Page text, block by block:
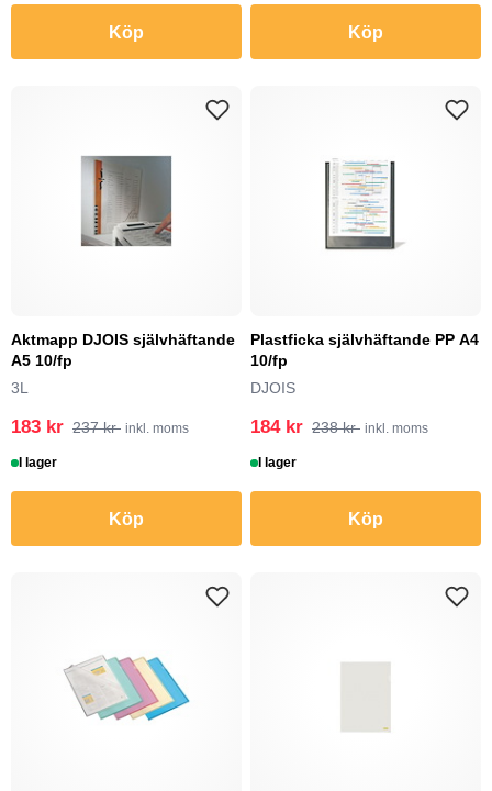
Köp Köp
Aktmapp DJOIS självhäftande
A5 10/fp
3L
183 kr 237 kr inkl. moms
I lager
Köp
Plastficka självhäftande PP A4
10/fp
DJOIS
184 kr 238 kr inkl. moms
I lager
Köp